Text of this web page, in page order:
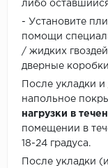
либо
- Установите
помощи
/ жидких
дверные
После укладки
напольное
нагрузки в
помещении в
18-24 градуса.
После укладки